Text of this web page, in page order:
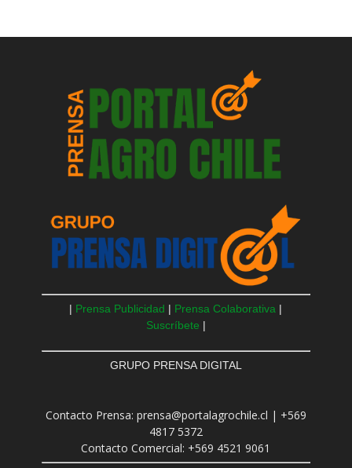
| Prensa Publicidad | Prensa Colaborativa |
Suscríbete |
GRUPO PRENSA DIGITAL
Contacto Prensa: prensa@portalagrochile.cl | +569
4817 5372
Contacto Comercial: +569 4521 9061